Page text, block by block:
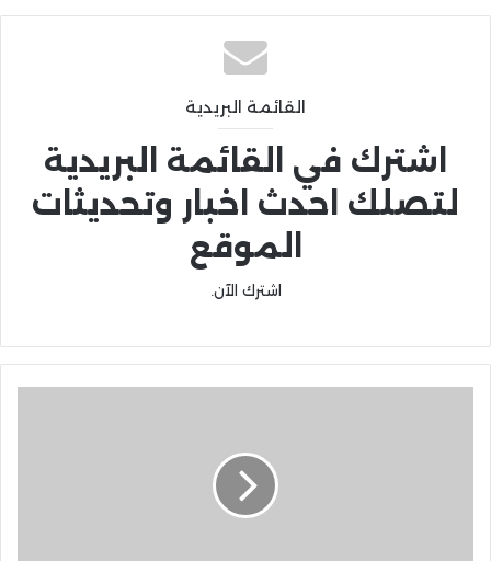
القائمة البريدية
اشترك في القائمة البريدية
لتصلك احدث اخبار وتحديثات
الموقع
اشترك الآن.